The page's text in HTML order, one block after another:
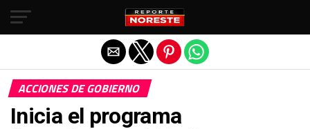
ACCIONES DE GOBIERNO
Inicia el programa
Salir de la versión móvil